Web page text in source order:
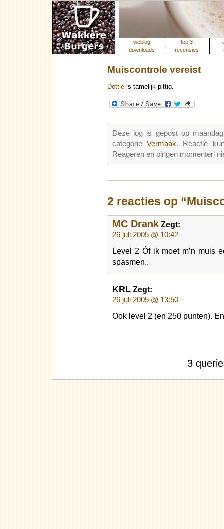
weblog top 3
downloads
recensies
Muiscontrole vereist
Dottie is tamelijk pittig.
Deze log is gepost op
categorieVermaak. Reactie
Reageren en pingen momenterl
2 reacties op
MC Drank Zegt:
26 juli 2005 @ 10:42 -
Level 2 Óf ik moet m’n muis
spasmen..
KRL Zegt:
26 juli 2005 @ 13:50 -
Ook level 2 (en 250 punten).
3